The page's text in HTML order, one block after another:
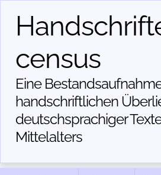
census
Eine
handschriftlichen
deutschsprachiger
Mittelalters